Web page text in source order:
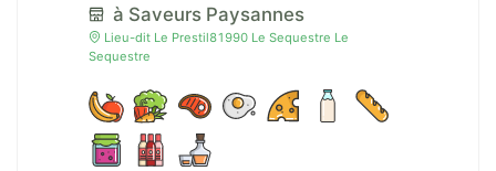
à Saveurs Paysannes
Lieu-dit Le Prestil81990 Le Sequestre Le
Sequestre